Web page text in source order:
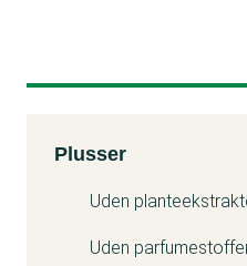
Kemitest
Plusser
Uden
Uden